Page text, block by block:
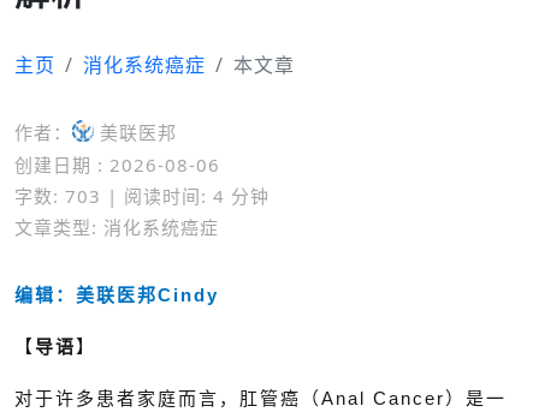
主页 消化系统癌症 本文章
作者：
美联医邦
创建日期 : 2026-08-06
字数: 703 | 阅读时间: 4 分钟
文章类型: 消化系统癌症
编辑：美联医邦Cindy
【 导语】
对于许多患者家庭而言，肛管癌（Anal Cancer）是一